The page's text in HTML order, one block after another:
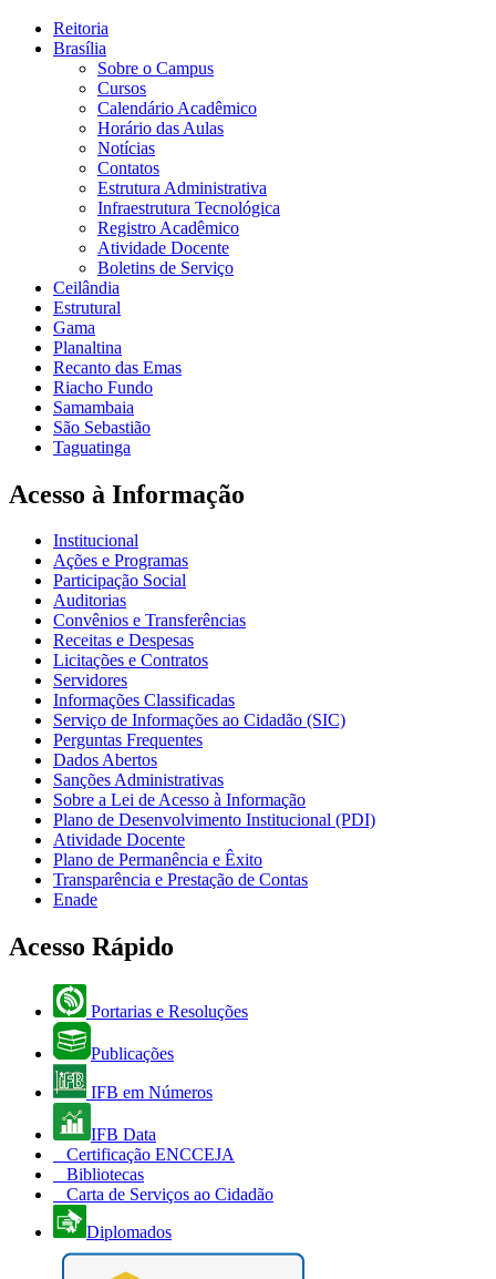
Reitoria
Brasília
Sobre o Campus
Cursos
Calendário Acadêmico
Horário das Aulas
Notícias
Contatos
Estrutura Administrativa
Infraestrutura Tecnológica
Registro Acadêmico
Atividade Docente
Boletins de Serviço
Ceilândia
Estrutural
Gama
Planaltina
Recanto das Emas
Riacho Fundo
Samambaia
São Sebastião
Taguatinga
Acesso à Informação
Institucional
Ações e Programas
Participação Social
Auditorias
Convênios e Transferências
Receitas e Despesas
Licitações e Contratos
Servidores
Informações Classificadas
Serviço de Informações ao Cidadão (SIC)
Perguntas Frequentes
Dados Abertos
Sanções Administrativas
Sobre a Lei de Acesso à Informação
Plano de Desenvolvimento Institucional (PDI)
Atividade Docente
Plano de Permanência e Êxito
Transparência e Prestação de Contas
Enade
Acesso Rápido
Portarias e Resoluções
Publicações
IFB em Números
IFB Data
Certificação ENCCEJA
Bibliotecas
Carta de Serviços ao Cidadão
Diplomados